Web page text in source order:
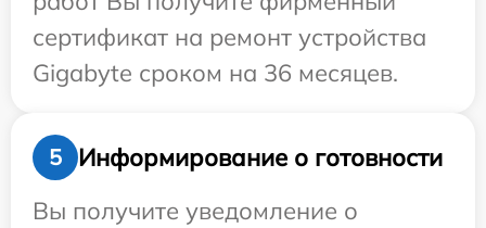
сертификат на ремонт устройства
Gigabyte сроком на 36 месяцев.
5
Информирование о готовности
Вы получите уведомление о